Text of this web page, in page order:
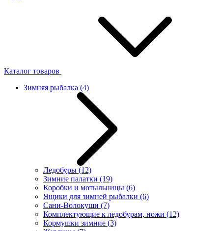
Каталог товаров
Зимняя рыбалка (4)
Ледобуры (12)
Зимние палатки (19)
Коробки и мотыльницы (6)
Ящики для зимней рыбалки (6)
Сани-Волокуши (7)
Комплектующие к ледобурам, ножи (12)
Кормушки зимние (3)